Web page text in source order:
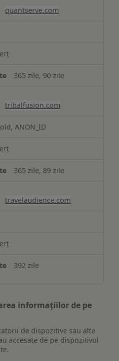
quantserve.com
365 zile, 90 zile
tribalfusion.com
ANON_ID
365 zile, 89 zile
travelaudience.com
392 zile
informațiilor de pe
de dispozitive sau alte
accesate de pe dispozitivul